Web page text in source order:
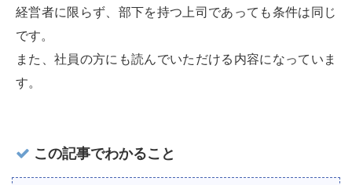
経営者に限らず、部下を持つ上司であっても条件は同じ
です。
また、社員の方にも読んでいただける内容になっていま
す。
この記事でわかること